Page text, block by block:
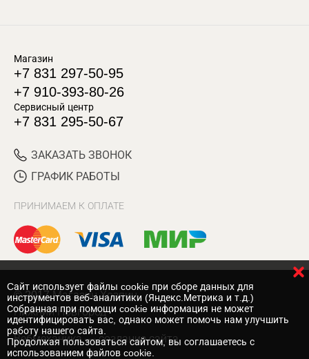
Магазин
+7 831 297-50-95
+7 910-393-80-26
Сервисный центр
+7 831 295-50-67
ЗАКАЗАТЬ ЗВОНОК
ГРАФИК РАБОТЫ
ПРИНИМАЕМ К ОПЛАТЕ
© 2017 Магазин Хозяин
Нижний Новгород
Вебмеханика — создание сайта
Cайт использует файлы cookie при сборе данных для
инструментов веб-аналитики (Яндекс.Метрика и т.д.)
Собранная при помощи cookie информация не может
идентифицировать вас, однако может помочь нам улучшить
работу нашего сайта.
Продолжая пользоваться сайтом, вы соглашаетесь с
использованием файлов cookie.